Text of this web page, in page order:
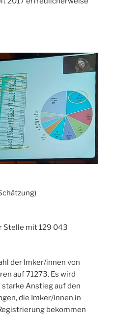
Stelle mit 129 043
der Imker/innen von
auf 71273. Es wird
Anstieg auf den
die Imker/innen in
bekommen